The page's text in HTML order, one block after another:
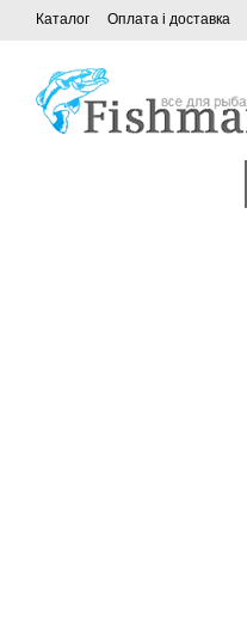
Каталог Оплата і доставка